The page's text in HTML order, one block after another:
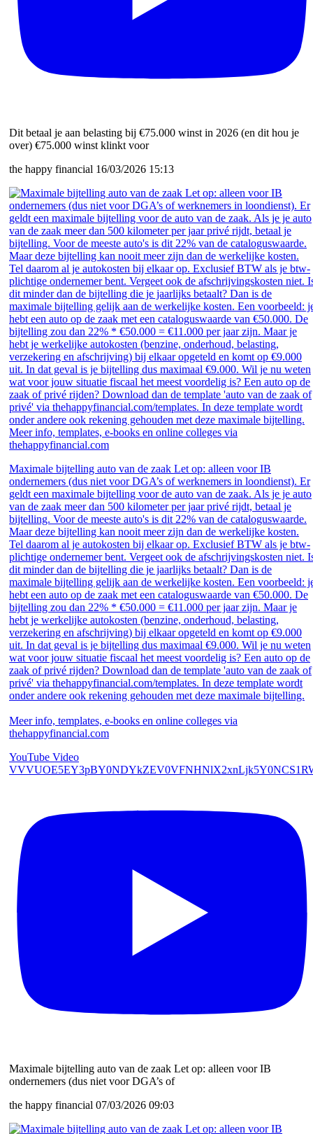
Dit betaal je aan belasting bij €75.000 winst in 2026 (en dit hou je
over) €75.000 winst klinkt voor
the happy financial 16/03/2026 15:13
Maximale bijtelling auto van de zaak Let op: alleen voor IB
ondernemers (dus niet voor DGA’s of werknemers in loondienst). Er
geldt een maximale bijtelling voor de auto van de zaak. Als je je auto
van de zaak meer dan 500 kilometer per jaar privé rijdt, betaal je
bijtelling. Voor de meeste auto's is dit 22% van de cataloguswaarde.
Maar deze bijtelling kan nooit meer zijn dan de werkelijke kosten.
Tel daarom al je autokosten bij elkaar op. Exclusief BTW als je btw-
plichtige ondernemer bent. Vergeet ook de afschrijvingskosten niet.
dit minder dan de bijtelling die je jaarlijks betaalt? Dan is de
maximale bijtelling gelijk aan de werkelijke kosten. Een voorbeeld:
hebt een auto op de zaak met een cataloguswaarde van €50.000. De
bijtelling zou dan 22% * €50.000 = €11.000 per jaar zijn. Maar je
hebt je werkelijke autokosten (benzine, onderhoud, belasting,
verzekering en afschrijving) bij elkaar opgeteld en komt op €9.000
uit. In dat geval is je bijtelling dus maximaal €9.000. Wil je nu weten
wat voor jouw situatie fiscaal het meest voordelig is? Een auto op de
zaak of privé rijden? Download dan de template 'auto van de zaak of
privé' via thehappyfinancial.com/templates. In deze template wordt
onder andere ook rekening gehouden met deze maximale bijtelling.
Meer info, templates, e-books en online colleges via
thehappyfinancial.com
YouTube Video
Maximale bijtelling auto van de zaak Let op: alleen voor IB
ondernemers (dus niet voor DGA’s of
the happy financial 07/03/2026 09:03